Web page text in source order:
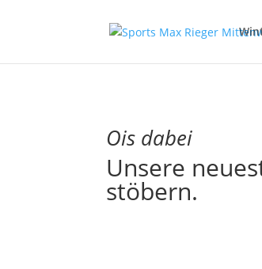
Ois dabei
Unsere
stöbern.